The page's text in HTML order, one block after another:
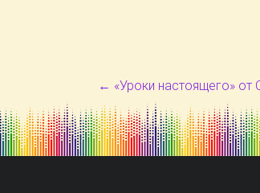
← «Уроки настоящего» от